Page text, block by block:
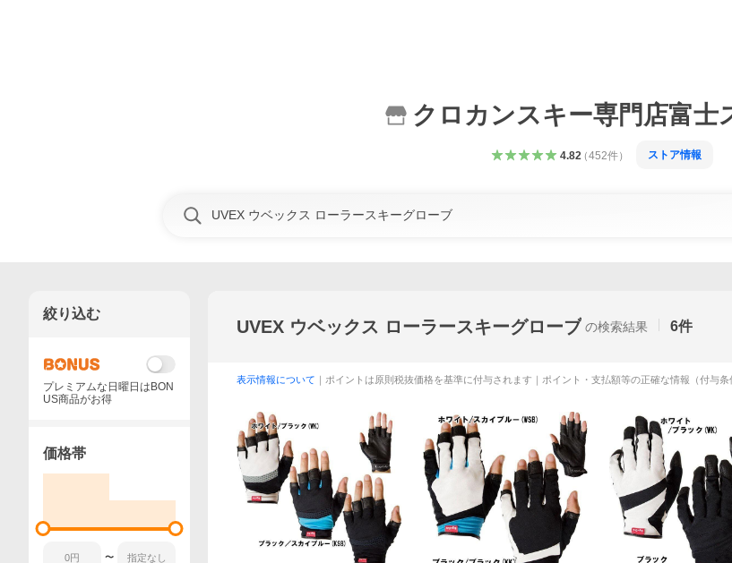
クロカンスキー専門店富士
4.82（452件） ストア情報
UVEX ウベックス ローラースキーグローブ の検索結果 6件
表示情報について ｜ポイントは原則税抜価格を基準に付与されます｜ポイント・支払額等の正確な情報（付与
絞り込む
プレミアムな日曜日はBON
US商品がお得
価格帯
〜